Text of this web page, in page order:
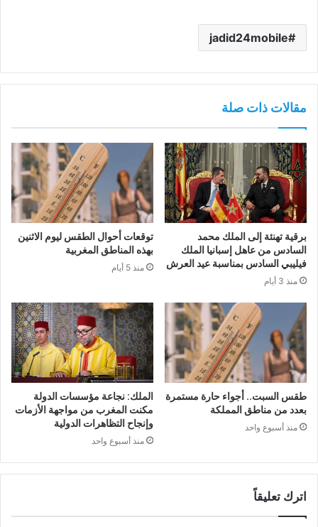
jadid24mobile
مقالات ذات صلة
برقية تهنئة إلى الملك محمد
السادس من عاهل إسبانيا الملك
فيليبي السادس بمناسبة عيد العرش
منذ 3 أيام
توقعات أحوال الطقس ليوم الاثنين
بهذه المناطق المغربية
منذ 5 أيام
طقس السبت.. أجواء حارة مستمرة
بعدد من مناطق المملكة
منذ أسبوع واحد
الملك: نجاعة مؤسسات الدولة
مكنت المغرب من مواجهة الأزمات
وإنجاح التظاهرات الدولية
منذ أسبوع واحد
اترك تعليقاً